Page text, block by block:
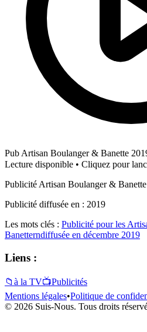
Pub Artisan Boulanger & Banette
Lecture disponible • Cliquez pour
Publicité Artisan Boulanger & Banette
Publicité diffusée en : 2019
Les mots clés : Publicité pour les
Banetterndiffusée en décembre 2019
Liens :
📁 à la TV📺Publicités
Mentions légales•Politique de
© 2026 Suis-Nous. Tous droits